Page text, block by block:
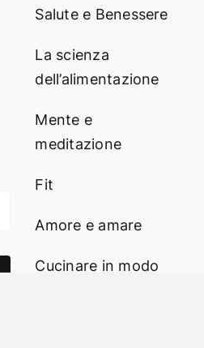
Salute e Benessere
La scienza
dell’alimentazione
Mente e
meditazione
Fit
Amore e amare
Cucinare in modo